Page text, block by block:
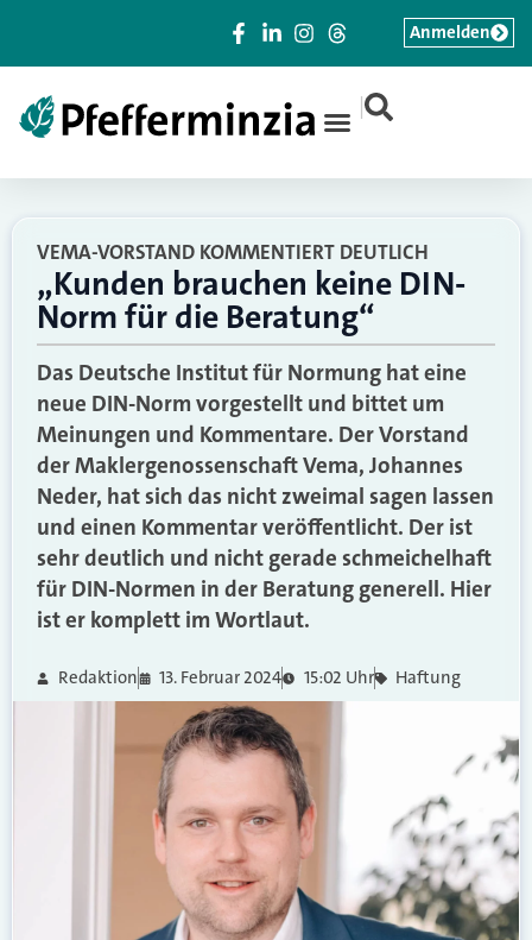
|
Anmelden
VEMA-VORSTAND KOMMENTIERT DEUTLICH
„Kunden brauchen keine DIN-
Norm für die Beratung“
Das Deutsche Institut für Normung hat eine
neue DIN-Norm vorgestellt und bittet um
Meinungen und Kommentare. Der Vorstand
der Maklergenossenschaft Vema, Johannes
Neder, hat sich das nicht zweimal sagen lassen
und einen Kommentar veröffentlicht. Der ist
sehr deutlich und nicht gerade schmeichelhaft
für DIN-Normen in der Beratung generell. Hier
ist er komplett im Wortlaut.
Redaktion 13. Februar 2024 15:02 Uhr Haftung